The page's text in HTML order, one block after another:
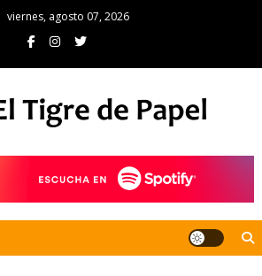
viernes, agosto 07, 2026